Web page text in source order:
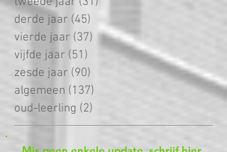
internaat (92)92 posts
eerste jaar (55) 55 posts
tweede jaar (31)
31 posts
derde jaar (45)
vierde jaar (37)37 posts
vijfde jaar (51)51 posts
zesde jaar (90)90 posts